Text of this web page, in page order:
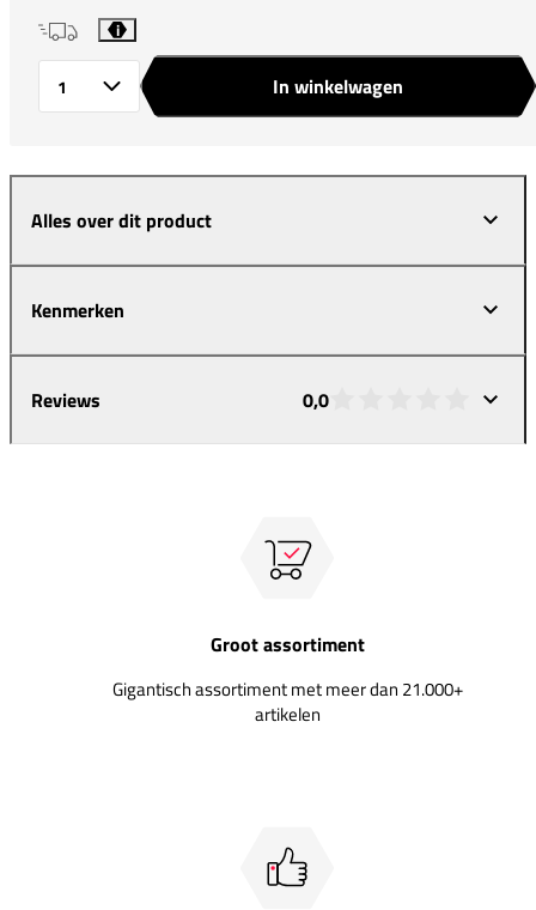
i
In winkelwagen
Alles over dit product
Kenmerken
Reviews 0,0
Groot assortiment
Gigantisch assortiment met meer dan 21.000+
artikelen